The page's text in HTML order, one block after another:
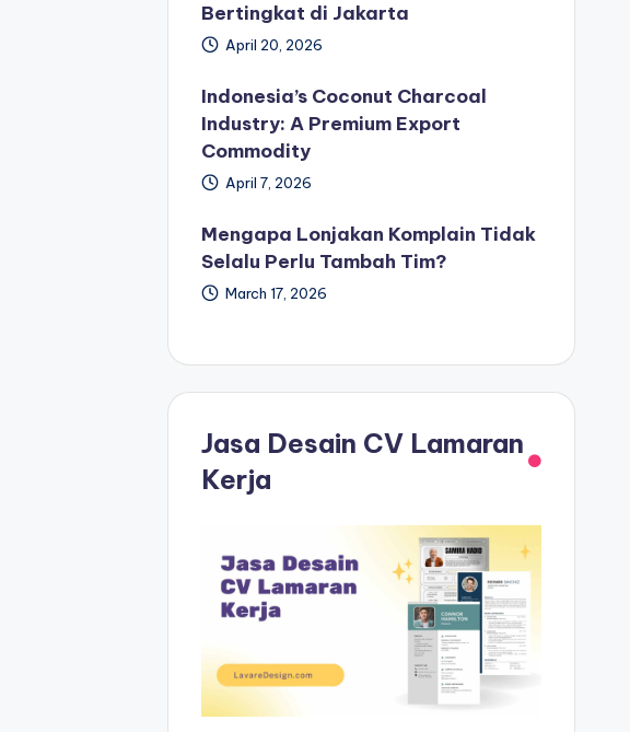
Bertingkat di Jakarta
April 20, 2026
Indonesia’s Coconut Charcoal
Industry: A Premium Export
Commodity
April 7, 2026
Mengapa Lonjakan Komplain Tidak
Selalu Perlu Tambah Tim?
March 17, 2026
Jasa Desain CV Lamaran
Kerja